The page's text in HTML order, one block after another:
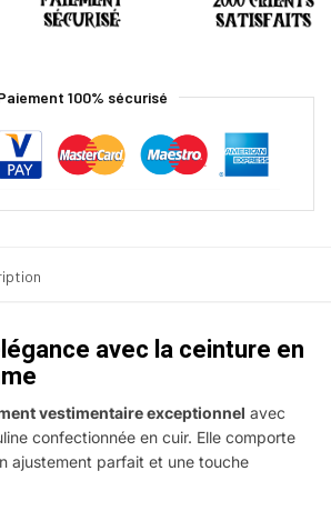
100% sécurisé
avec la ceinture en
vestimentaire exceptionnel avec
confectionnée en cuir. Elle comporte
ajustement parfait et une touche